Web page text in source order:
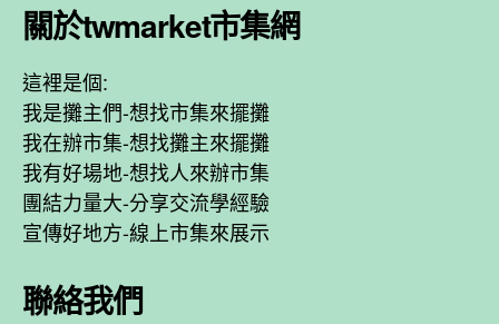
關於twmarket市集網
這裡是個:
我是攤主們-想找市集來擺攤
我在辦市集-想找攤主來擺攤
我有好場地-想找人來辦市集
團結力量大-分享交流學經驗
宣傳好地方-線上市集來展示
聯絡我們